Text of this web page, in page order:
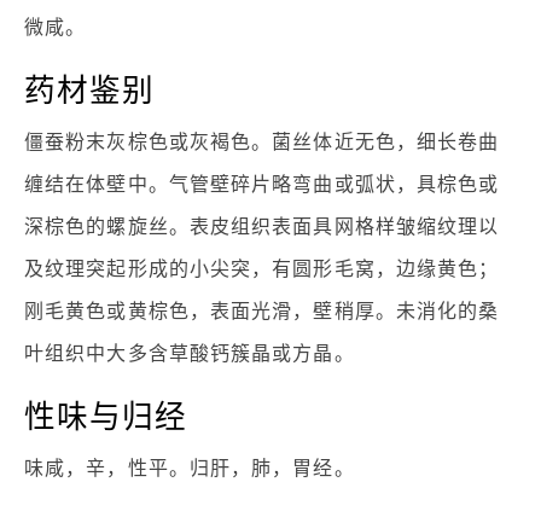
微咸。
药材鉴别
僵蚕粉末灰棕色或灰褐色。菌丝体近无色，细长卷曲
缠结在体壁中。气管壁碎片略弯曲或弧状，具棕色或
深棕色的螺旋丝。表皮组织表面具网格样皱缩纹理以
及纹理突起形成的小尖突，有圆形毛窝，边缘黄色；
刚毛黄色或黄棕色，表面光滑，壁稍厚。未消化的桑
叶组织中大多含草酸钙簇晶或方晶。
性味与归经
味咸，辛，性平。归肝，肺，胃经。